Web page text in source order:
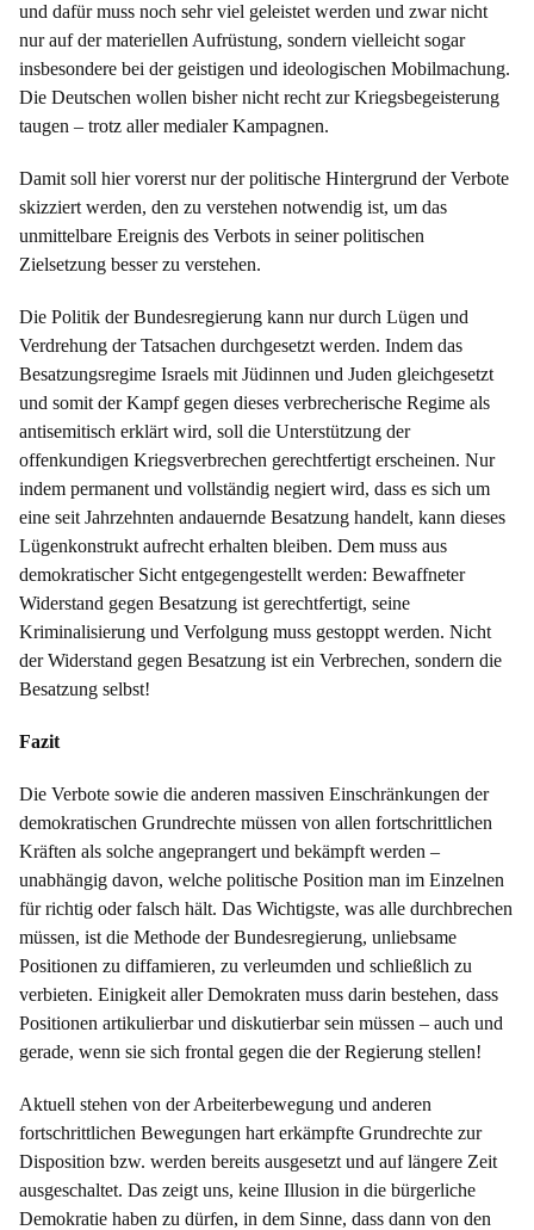
und dafür muss noch sehr viel geleistet werden und zwar nicht
nur auf der materiellen Aufrüstung, sondern vielleicht sogar
insbesondere bei der geistigen und ideologischen Mobilmachung.
Die Deutschen wollen bisher nicht recht zur Kriegsbegeisterung
taugen – trotz aller medialer Kampagnen.
Damit soll hier vorerst nur der politische Hintergrund der Verbote
skizziert werden, den zu verstehen notwendig ist, um das
unmittelbare Ereignis des Verbots in seiner politischen
Zielsetzung besser zu verstehen.
Die Politik der Bundesregierung kann nur durch Lügen und
Verdrehung der Tatsachen durchgesetzt werden. Indem das
Besatzungsregime Israels mit Jüdinnen und Juden gleichgesetzt
und somit der Kampf gegen dieses verbrecherische Regime als
antisemitisch erklärt wird, soll die Unterstützung der
offenkundigen Kriegsverbrechen gerechtfertigt erscheinen. Nur
indem permanent und vollständig negiert wird, dass es sich um
eine seit Jahrzehnten andauernde Besatzung handelt, kann dieses
Lügenkonstrukt aufrecht erhalten bleiben. Dem muss aus
demokratischer Sicht entgegengestellt werden: Bewaffneter
Widerstand gegen Besatzung ist gerechtfertigt, seine
Kriminalisierung und Verfolgung muss gestoppt werden. Nicht
der Widerstand gegen Besatzung ist ein Verbrechen, sondern die
Besatzung selbst!
Fazit
Die Verbote sowie die anderen massiven Einschränkungen der
demokratischen Grundrechte müssen von allen fortschrittlichen
Kräften als solche angeprangert und bekämpft werden –
unabhängig davon, welche politische Position man im Einzelnen
für richtig oder falsch hält. Das Wichtigste, was alle durchbrechen
müssen, ist die Methode der Bundesregierung, unliebsame
Positionen zu diffamieren, zu verleumden und schließlich zu
verbieten. Einigkeit aller Demokraten muss darin bestehen, dass
Positionen artikulierbar und diskutierbar sein müssen – auch und
gerade, wenn sie sich frontal gegen die der Regierung stellen!
Aktuell stehen von der Arbeiterbewegung und anderen
fortschrittlichen Bewegungen hart erkämpfte Grundrechte zur
Disposition bzw. werden bereits ausgesetzt und auf längere Zeit
ausgeschaltet. Das zeigt uns, keine Illusion in die bürgerliche
Demokratie haben zu dürfen, in dem Sinne, dass dann von den